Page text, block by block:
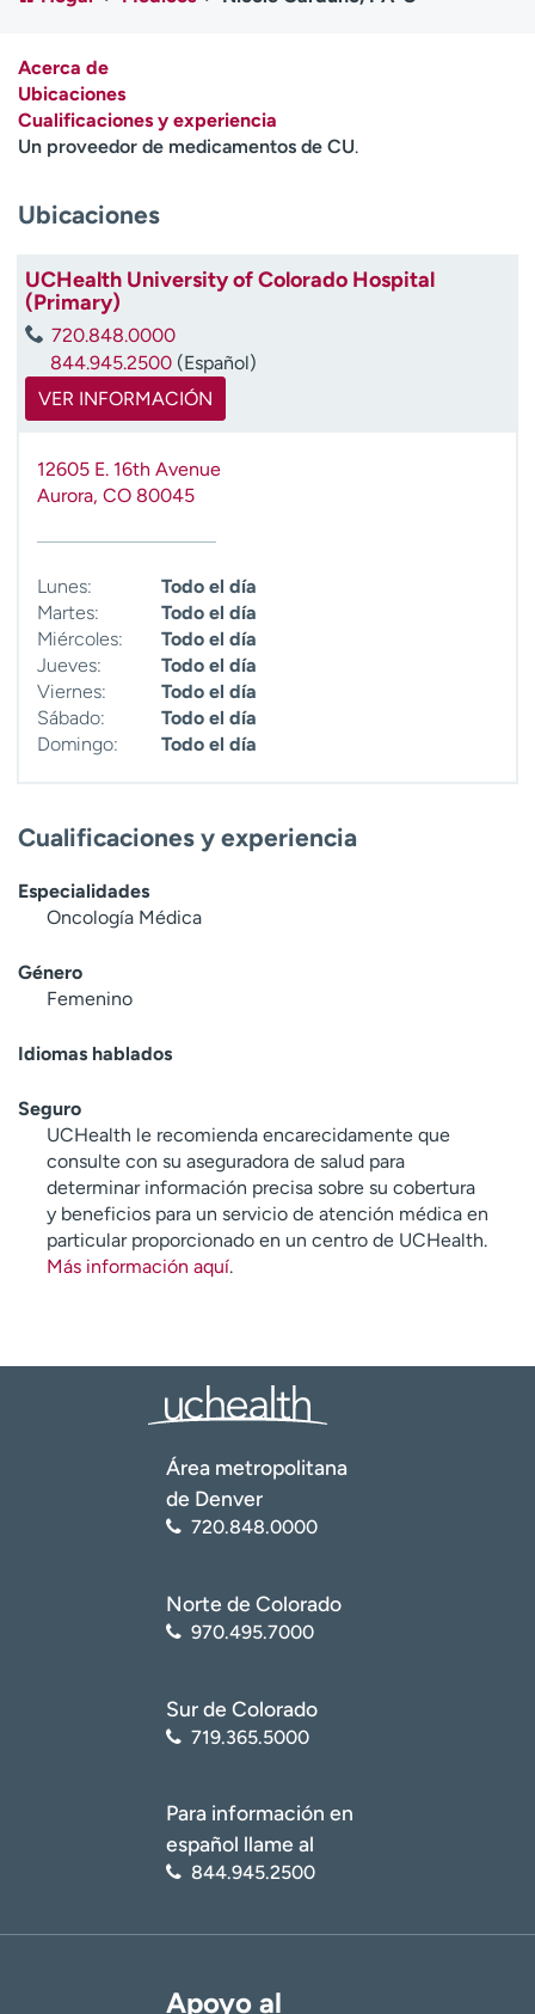
Ready. Set. CO.
Ensayos clínicos
Atención a medios de
comunicación
Contáctenos Noticias e historias
A
d
m
e
Acerca de
Ubicaciones
Cualificaciones y experiencia
Un proveedor de medicamentos de CU.
Ubicaciones
UCHealth University of Colorado Hospital
(Primary)
720.848.0000
844.945.2500 (Español)
VER INFORMACIÓN
12605 E. 16th Avenue
Aurora, CO 80045
Lunes:
Todo el día
Martes:
Todo el día
Miércoles:
Todo el día
Jueves:
Todo el día
Viernes:
Todo el día
Sábado:
Todo el día
Domingo:
Todo el día
Cualificaciones y experiencia
Especialidades
Oncología Médica
Género
Femenino
Idiomas hablados
Seguro
UCHealth le recomienda encarecidamente que
consulte con su aseguradora de salud para
determinar información precisa sobre su cobertura
y beneficios para un servicio de atención médica en
particular proporcionado en un centro de UCHealth.
Más información aquí.
Área metropolitana
de Denver
720.848.0000
Norte de Colorado
970.495.7000
Sur de Colorado
719.365.5000
Para información en
español llame al
844.945.2500
Apoyo al